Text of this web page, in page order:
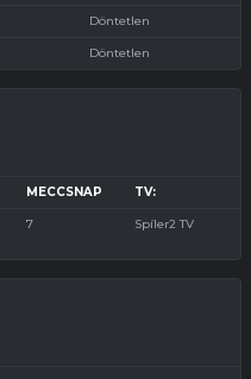
Döntetlen
Döntetlen
MECCSNAP TV:
7 Spíler2 TV